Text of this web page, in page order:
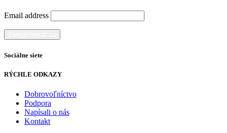
Email address
Sociálne siete
RÝCHLE ODKAZY
Dobrovoľníctvo
Podpora
Napísali o nás
Kontakt